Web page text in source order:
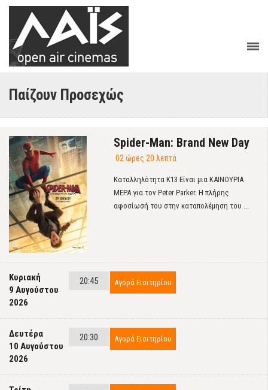
Παίζουν Προσεχώς
Spider-Man: Brand New Day
02 ώρες 20 λεπτά
Καταλληλότητα Κ13 Είναι μια ΚΑΙΝΟΥΡΙΑ
ΜΕΡΑ για τον Peter Parker. Η πλήρης
αφοσίωσή του στην καταπολέμηση του ...
Κυριακή
9 Αυγούστου
2026
20:45 Αγορά Εισιτηρίου
Δευτέρα
10 Αυγούστου
2026
20:30 Αγορά Εισιτηρίου